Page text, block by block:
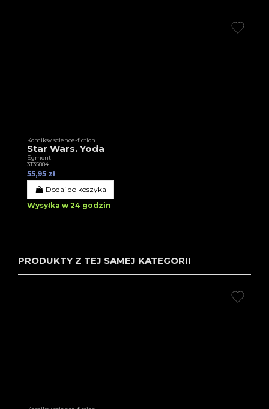
Komiksy science-fiction
Star Wars. Yoda
Egmont
3T35884
55,95 zł
Dodaj do koszyka
Wysyłka w 24 godzin
PRODUKTY Z TEJ SAMEJ KATEGORII